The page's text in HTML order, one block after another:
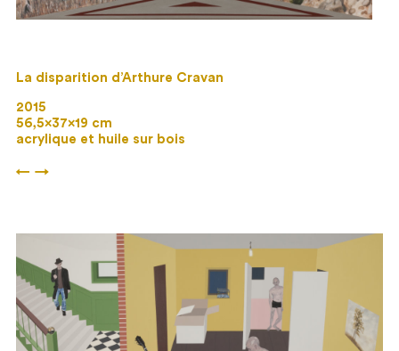
La disparition d’Arthure Cravan
2015
56,5×37×19 cm
acrylique et huile sur bois
← →